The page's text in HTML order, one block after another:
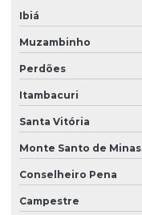
Ibiá
Muzambinho
Perdões
Itambacuri
Santa Vitória
Monte Santo de Minas
Conselheiro Pena
Campestre